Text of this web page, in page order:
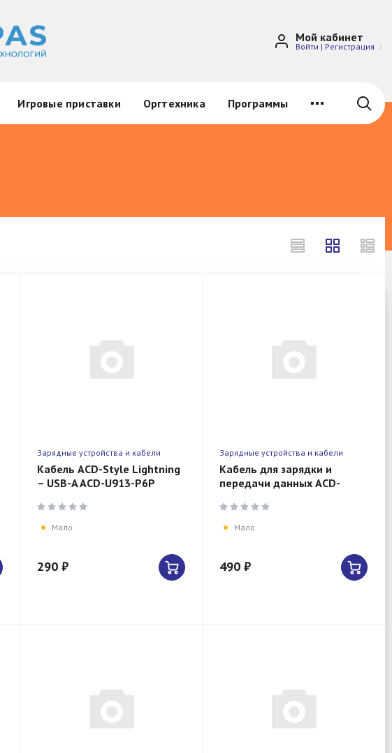
Мой кабинет
Войти | Регистрация
Игровые приставки Оргтехника Программы
Зарядные устройства и кабели
Кабель ACD-Style Lightning
– USB-A ACD-U913-P6P
нейлон)
Мало
290 ₽
Зарядные устройства и кабели
Кабель для зарядки и
передачи данных ACD-
Кожа, 1м, белый
Мало
490 ₽